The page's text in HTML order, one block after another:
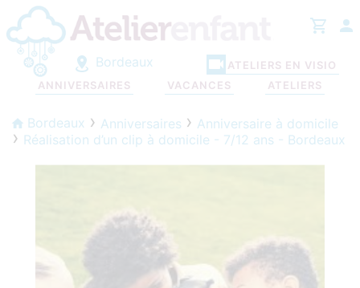
Bordeaux
ANNIVERSAIRES VACANCES ATELIERS
ATELIERS EN VISIO
Bordeaux Anniversaires
Anniversaire à domicile
Réalisation d’un clip à domicile - 7/12 ans - Bordeaux